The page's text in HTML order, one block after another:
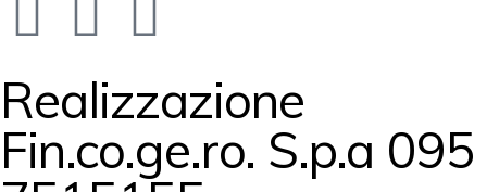
Realizzazione
Fin.co.ge.ro. S.p.a 095